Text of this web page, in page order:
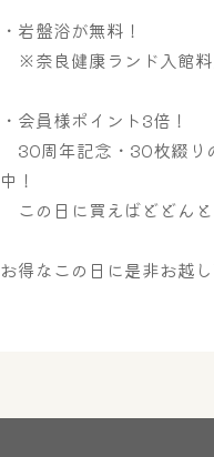
・岩盤浴が無料！
※奈良健康ランド入館
・会員様ポイント3倍！
30周年記念・30枚綴り
中！
この日に買えばどどん
お得なこの日に是非お越